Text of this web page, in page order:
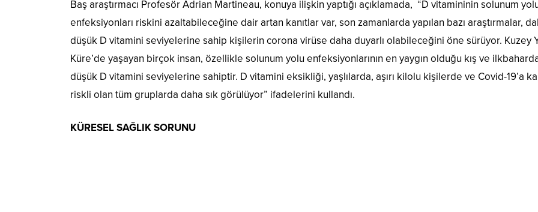
Baş araştırmacı Profesör Adrian Martineau, konuya ilişkin yaptığı açıklamada, “D vitamininin solunum
enfeksiyonları riskini azaltabileceğine dair artan kanıtlar var, son zamanlarda yapılan bazı araştırmalar,
düşük D vitamini seviyelerine sahip kişilerin corona virüse daha duyarlı olabileceğini öne sürüyor. Kuzey
Küre’de yaşayan birçok insan, özellikle solunum yolu enfeksiyonlarının en yaygın olduğu kış ve
düşük D vitamini seviyelerine sahiptir. D vitamini eksikliği, yaşlılarda, aşırı kilolu kişilerde ve Covid-19’a
riskli olan tüm gruplarda daha sık görülüyor” ifadelerini kullandı.
KÜRESEL SAĞLIK SORUNU